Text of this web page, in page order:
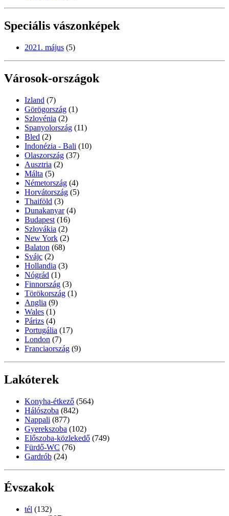
Speciális vászonképek
2021. május (5)
Városok-országok
Izland (7)
Görögország (1)
Szlovénia (2)
Spanyolország (11)
Bled (2)
Indonézia - Bali (10)
Olaszország (37)
Ausztria (2)
Málta (5)
Németország (4)
Horvátország (5)
Thaiföld (3)
Dunakanyar (4)
Budapest (16)
Szlovákia (2)
New York (2)
Balaton (68)
Svájc (2)
Hollandia (3)
Nógrád (1)
Finnország (3)
Törökország (1)
Anglia (9)
Wales (1)
Párizs (4)
Portugália (17)
London (7)
Franciaország (9)
Lakóterek
Konyha-étkező (564)
Hálószoba (842)
Nappali (877)
Gyerekszoba (102)
Előszoba-közlekedő (749)
Fürdő-WC (76)
Gardrób (24)
Évszakok
tél (132)